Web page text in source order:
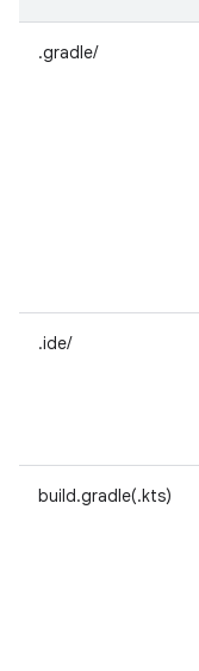
.gradle/
.ide/
build.gradle(.kts)